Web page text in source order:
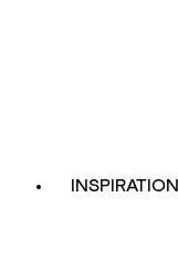
INSPIRATION